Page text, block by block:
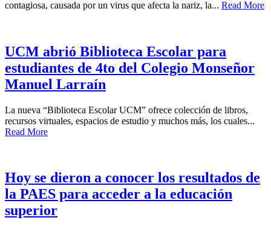
contagiosa, causada por un virus que afecta la nariz, la... Read More
UCM abrió Biblioteca Escolar para
estudiantes de 4to del Colegio Monseñor
Manuel Larraín
La nueva “Biblioteca Escolar UCM” ofrece colección de libros,
recursos virtuales, espacios de estudio y muchos más, los cuales...
Read More
Hoy se dieron a conocer los resultados de
la PAES para acceder a la educación
superior